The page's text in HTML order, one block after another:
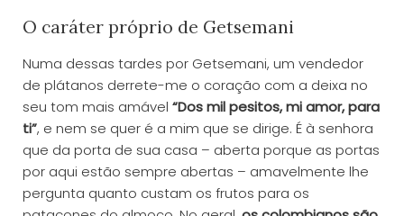
O caráter próprio de Getsemani
Numa dessas tardes por Getsemani, um vendedor
de plátanos derrete-me o coração com a deixa no
seu tom mais amável “Dos mil pesitos, mi amor, para
ti”, e nem se quer é a mim que se dirige. É à senhora
que da porta de sua casa – aberta porque as portas
por aqui estão sempre abertas – amavelmente lhe
pergunta quanto custam os frutos para os